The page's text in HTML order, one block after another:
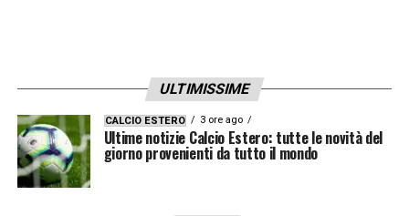
ULTIMISSIME
CALCIO ESTERO 3 ore ago
Ultime notizie Calcio Estero: tutte le novità del
giorno provenienti da tutto il mondo